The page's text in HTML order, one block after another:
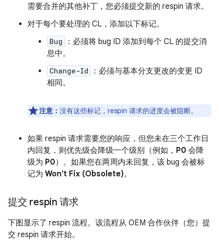
需要合并的其他补丁，您必须提交新的 respin 请求。
对于每个要处理的 CL，添加以下标记。
Bug
：必须将 bug ID 添加到每个 CL 的提交消
息中。
Change-Id
：必须与基本分支更改的变更 ID
相同。
注意： 没有这些标记，respin 请求的进度会被阻断。
如果 respin 请求需要您的响应，但您未在三个工作日
内回复，则优先级会降级一个级别（例如， P0 会降
级为 P0）。如果您在两周内未回复，该 bug 会被标
记为 Won't Fix (Obsolete)。
提交 respin 请求
下图显示了 respin 流程。该流程从 OEM 合作伙伴（您）提
交 respin 请求开始。